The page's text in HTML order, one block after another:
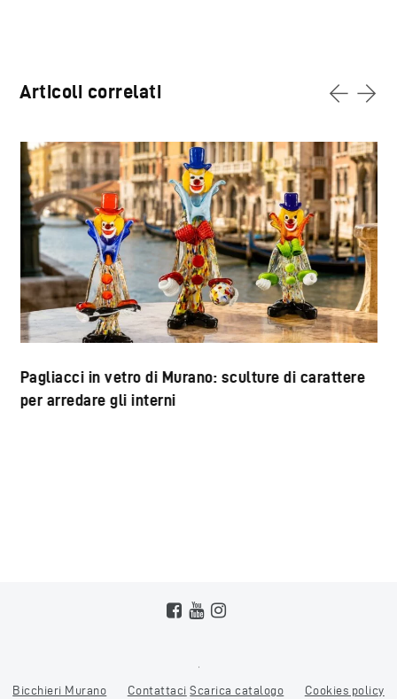
Articoli correlati
Pagliacci in vetro di Murano: sculture di carattere
per arredare gli interni
Bicchieri Murano Contattaci Scarica catalogo Cookies policy